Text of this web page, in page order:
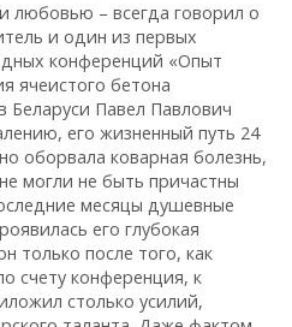
любовью – всегда говорил о
и один из первых
конференций «Опыт
ячеистого бетона
Беларуси Павел Павлович
его жизненный путь 24
оборвала коварная болезнь,
могли не быть причастны
месяцы душевные
его глубокая
только после того, как
счету конференция, к
столько усилий,